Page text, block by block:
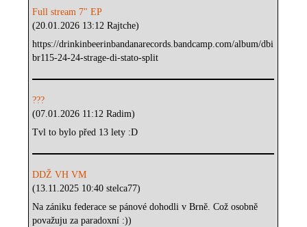
Full stream 7" EP
(20.01.2026 13:12 Rajtche)
https://drinkinbeerinbandanarecords.bandcamp.com/album/dbi
br115-24-24-strage-di-stato-split
???
(07.01.2026 11:12 Radim)
Tvl to bylo před 13 lety :D
DDŽ VH VM
(13.11.2025 10:40 stelca77)
Na zániku federace se pánové dohodli v Brně. Což osobně
považuju za paradoxní :))